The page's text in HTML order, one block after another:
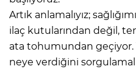
Artık anlamalıyız;
ilaç kutularından değil,
ata tohumundan geçiyor.
neye verdiğini